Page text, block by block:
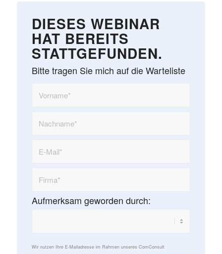
DIESES WEBINAR
HAT BEREITS
STATTGEFUNDEN.
Bitte tragen Sie mich auf die Warteliste
Aufmerksam geworden durch:
Wir nutzen Ihre E-Mailadresse im Rahmen unseres ComConsult